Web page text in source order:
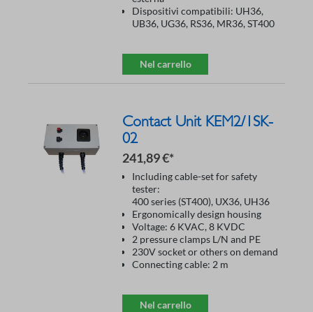
Dispositivi compatibili: UH36,
UB36, UG36, RS36, MR36, ST400
Nel carrello
Contact Unit KEM2/1SK-
02
241,89 €*
Including cable-set for safety
tester:
400 series (ST400), UX36, UH36
Ergonomically design housing
Voltage: 6 KVAC, 8 KVDC
2 pressure clamps L/N and PE
230V socket or others on demand
Connecting cable: 2 m
Nel carrello